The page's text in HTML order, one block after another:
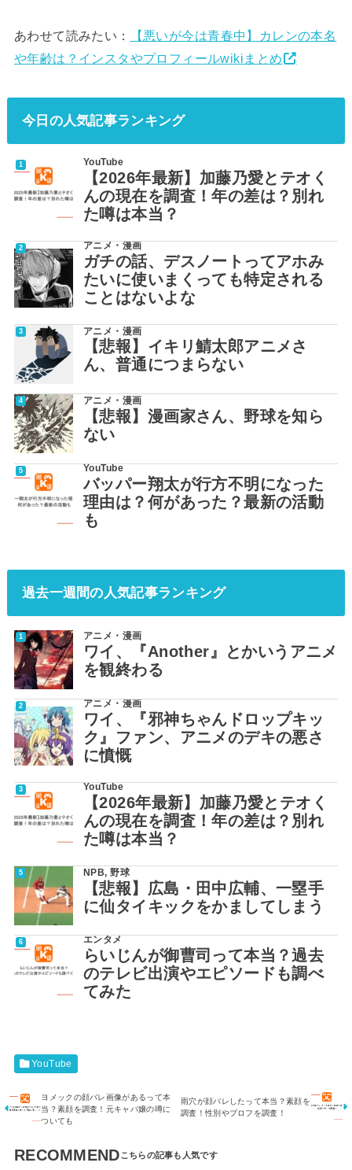
あわせて読みたい：
【悪いが今は青春中】カレンの本名
や年齢は？インスタやプロフィールwikiまとめ
今日の人気記事ランキング
YouTube
【2026年最新】加藤乃愛とテオく
んの現在を調査！年の差は？別れ
た噂は本当？
アニメ・漫画
ガチの話、デスノートってアホみ
たいに使いまくっても特定される
ことはないよな
アニメ・漫画
【悲報】イキリ鯖太郎アニメさ
ん、普通につまらない
アニメ・漫画
【悲報】漫画家さん、野球を知ら
ない
YouTube
バッパー翔太が行方不明になった
理由は？何があった？最新の活動
も
過去一週間の人気記事ランキング
アニメ・漫画
ワイ、『Another』とかいうアニメ
を観終わる
アニメ・漫画
ワイ、『邪神ちゃんドロップキッ
ク』ファン、アニメのデキの悪さ
に憤慨
YouTube
【2026年最新】加藤乃愛とテオく
んの現在を調査！年の差は？別れ
た噂は本当？
NPB,野球
【悲報】広島・田中広輔、一塁手
に仙タイキックをかましてしまう
エンタメ
らいじんが御曹司って本当？過去
のテレビ出演やエピソードも調べ
てみた
YouTube
ヨメックの顔バレ画像があるって本
当？素顔を調査！元キャバ嬢の噂に
ついても
雨穴が顔バレしたって本当？素顔を
調査！性別やプロフを調査！
RECOMMEND